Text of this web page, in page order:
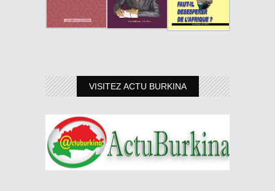
VISITEZ ACTU BURKINA